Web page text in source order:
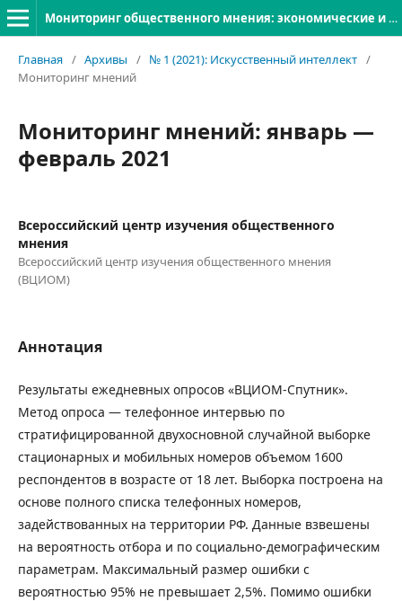
Мониторинг общественного мнения: экономические и социальные перемены
Главная / Архивы / № 1 (2021): Искусственный интеллект /
Мониторинг мнений
Мониторинг мнений: январь —
февраль 2021
Всероссийский центр изучения общественного
мнения
Всероссийский центр изучения общественного мнения
(ВЦИОМ)
Аннотация
Результаты ежедневных опросов «ВЦИОМ-Спутник».
Метод опроса — телефонное интервью по
стратифицированной двухосновной случайной выборке
стационарных и мобильных номеров объемом 1600
респондентов в возрасте от 18 лет. Выборка построена на
основе полного списка телефонных номеров,
задействованных на территории РФ. Данные взвешены
на вероятность отбора и по социально-демографическим
параметрам. Максимальный размер ошибки с
вероятностью 95% не превышает 2,5%. Помимо ошибки